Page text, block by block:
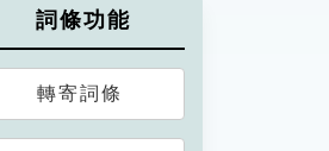
詞條功能
轉寄詞條